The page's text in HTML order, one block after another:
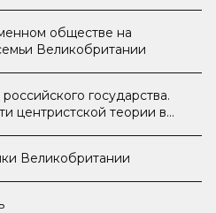
обществе на
Великобритании
государства.
центристской теории в
Великобритании